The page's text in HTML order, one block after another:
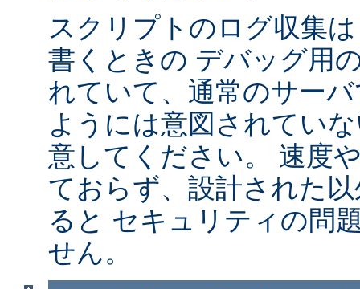
スクリプトのログ収集
書くときの デバッグ用
れていて、通常のサー
ようには意図されてい
意してください。 速度
ておらず、設計された
ると セキュリティの問
せん。